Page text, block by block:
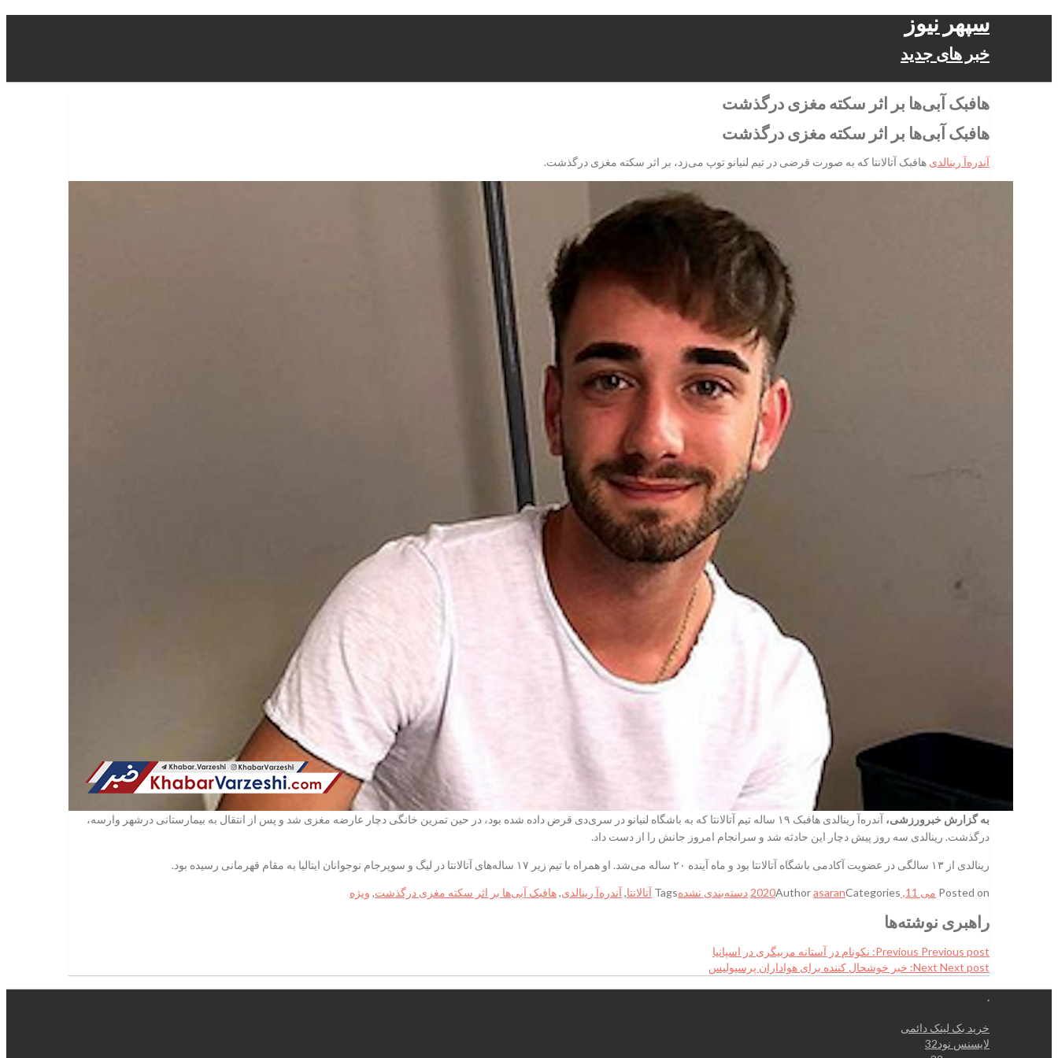
سپهر نیوز
خبر های جدید
هافبک آبی‌ها بر اثر سکته مغزی درگذشت
هافبک آبی‌ها بر اثر سکته مغزی درگذشت
آندره‌آ رینالدی هافبک آتالانتا که به صورت قرضی در تیم لنیانو توپ می‌زد، بر اثر سکته مغزی درگذشت.
به گزارش خبرورزشی،
آندره‌آ رینالدی هافبک ۱۹ ساله تیم آتالانتا که به باشگاه لنیانو در سری‌دی قرض داده شده بود، در حین تمرین خانگی دچار عارضه مغزی شد و پس از انتقال به بیمارستانی درشهر وارسه،
درگذشت. رینالدی سه روز پیش دچار این حادثه شد و سرانجام امروز جانش را از دست داد.
رینالدی از ۱۳ سالگی در عضویت آکادمی باشگاه آتالانتا بود و ماه آینده ۲۰ ساله می‌شد. او همراه با تیم زیر ۱۷ ساله‌های آتالانتا در لیگ و سوپرجام نوجوانان ایتالیا به مقام قهرمانی رسیده بود.
Posted on می 11, 2020 AuthorasaranCategories دسته‌بندی نشدهTags آتالانتا,آندره‌آ رینالدی,هافبک آبی‌ها بر اثر سکته مغزی درگذشت, ویژه
راهبری نوشته‌ها
Previous Previous post:
نکونام در آستانه مربیگری در اسپانیا
Next Next post: خبر خوشحال کننده برای هواداران پرسپولیس
.
خرید بک لینک دائمی
لایسنس نود32